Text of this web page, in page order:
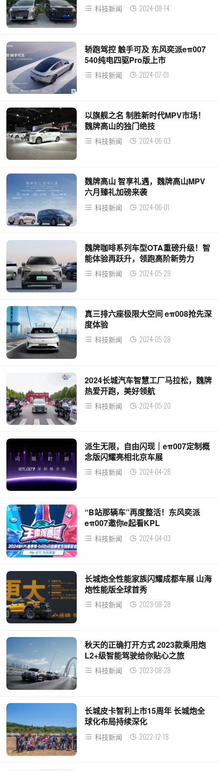
科技新闻 2024-08-14
轿跑驾控 触手可及 东风奕派eπ007
540纯电四驱Pro版上市
科技新闻 2024-07-01
以旗舰之名 制胜新时代MPV市场！
魏牌高山的独门绝技
科技新闻 2024-06-03
魏牌高山 智享礼遇，魏牌高山MPV
六月臻礼加磅来袭
科技新闻 2024-06-01
魏牌咖啡系列车型OTA重磅升级！智
能体验再跃升，领跑高阶新势力
科技新闻 2024-05-29
真三排六座极限大空间 eπ008抢先深
度体验
科技新闻 2024-05-28
2024长城汽车智慧工厂马拉松，魏牌
热爱开跑，美好领航
科技新闻 2024-05-20
派生无限，自由闪现｜eπ007定制概
念版闪耀亮相北京车展
科技新闻 2024-04-28
“B站那辆车”再度整活！东风奕派
eπ007邀你e起看KPL
科技新闻 2024-04-03
长城炮全性能家族闪耀成都车展 山海
炮性能版全球首秀
科技新闻 2023-08-28
秋天的正确打开方式 2023款乘用炮
L2+级智能驾驶给你贴心之旅
科技新闻 2023-08-28
长城皮卡智利上市15周年 长城炮全
球化布局持续深化
科技新闻 2022-12-18